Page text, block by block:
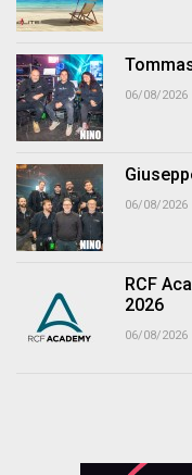
06/08/2026
06/08/2026
RCF
2026
06/08/2026